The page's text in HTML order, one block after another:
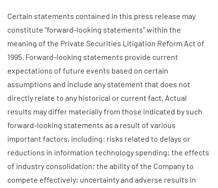
Certain statements contained in this press release may
constitute ”forward-looking statements” within the
meaning of the Private Securities Litigation Reform Act of
1995. Forward-looking statements provide current
expectations of future events based on certain
assumptions and include any statement that does not
directly relate to any historical or current fact. Actual
results may differ materially from those indicated by such
forward-looking statements as a result of various
important factors, including: risks related to delays or
reductions in information technology spending; the effects
of industry consolidation; the ability of the Company to
compete effectively; uncertainty and adverse results in